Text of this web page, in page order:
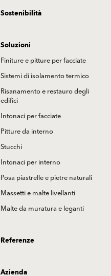
Sostenibilità
Soluzioni
Finiture e pitture per facciate
Sistemi di isolamento termico
Risanamento e restauro degli
edifici
Intonaci per facciate
Pitture da interno
Stucchi
Intonaci per interno
Posa piastrelle e pietre naturali
Massetti e malte livellanti
Malte da muratura e leganti
Referenze
Azienda